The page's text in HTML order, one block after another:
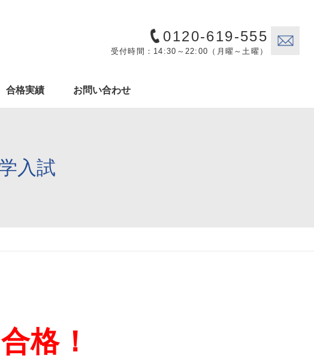
0120-619-555
受付時間：14:30～22:00（月曜～土曜）
合格実績 お問い合わせ
入試
格！